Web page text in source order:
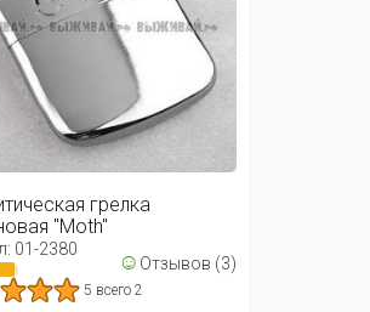
грелка
"Moth"
01-2380 ☺ Отзывов (3)
5 всего 2